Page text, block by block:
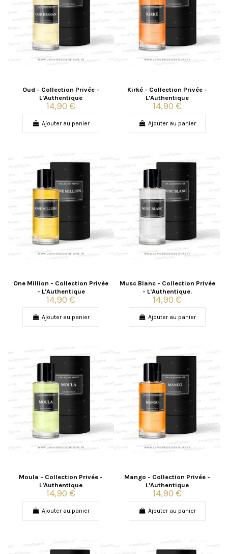
Oud - Collection Privée -
L'Authentique
14,90 €
Ajouter au panier
Kirké - Collection Privée -
L'Authentique
14,90 €
Ajouter au panier
One Million - Collection Privée
- L'Authentique
14,90 €
Ajouter au panier
Musc Blanc - Collection Privée
- L'Authentique.
14,90 €
Ajouter au panier
Moula - Collection Privée -
L'Authentique
14,90 €
Ajouter au panier
Mango - Collection Privée -
L'Authentique
14,90 €
Ajouter au panier